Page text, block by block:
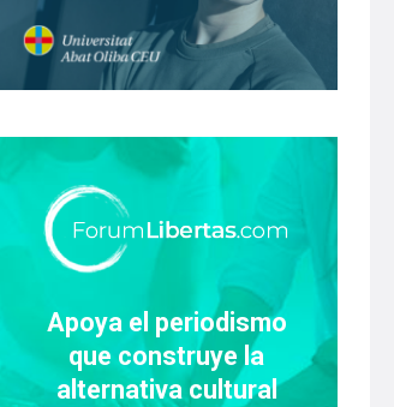
Apoya el periodismo
que construye la
alternativa cultural